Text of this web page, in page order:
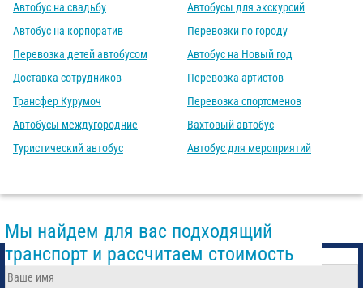
Автобус на свадьбу
Автобус на корпоратив
Перевозка детей автобусом
Доставка сотрудников
Трансфер Курумоч
Автобусы междугородние
Туристический автобус
Автобусы для экскурсий
Перевозки по городу
Автобус на Новый год
Перевозка артистов
Перевозка спортсменов
Вахтовый автобус
Автобус для мероприятий
Мы найдем для вас подходящий
транспорт и рассчитаем стоимость